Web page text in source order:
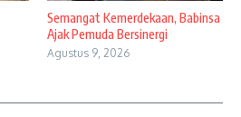
Semangat Kemerdekaan, Babinsa
Ajak Pemuda Bersinergi
Agustus 9, 2026